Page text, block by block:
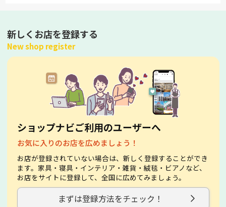
新しくお店を登録する
New shop register
ショップナビご利用のユーザーへ
お気に入りのお店を広めましょう！
お店が登録されていない場合は、新しく登録することができ
ます。家具・寝具・インテリア・雑貨・絨毯・ビアノなど、
お店をサイトに登録して、全国に広めてみましょう。
まずは登録方法をチェック！